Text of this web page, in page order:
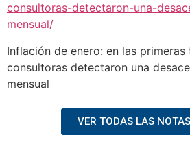
consultoras-detectaron-una-
mensual/
Inflación de enero: en las primeras
consultoras detectaron una
mensual
VER TODAS LAS